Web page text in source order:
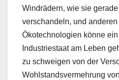
Windrädern, wie sie
verschandeln, und
Ökotechnologien könne
Industriestaat am Leben
zu schweigen von der
Wohlstandsvermehrung